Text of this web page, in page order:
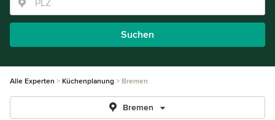
Suchen
Alle Experten Küchenplanung Bremen
Bremen